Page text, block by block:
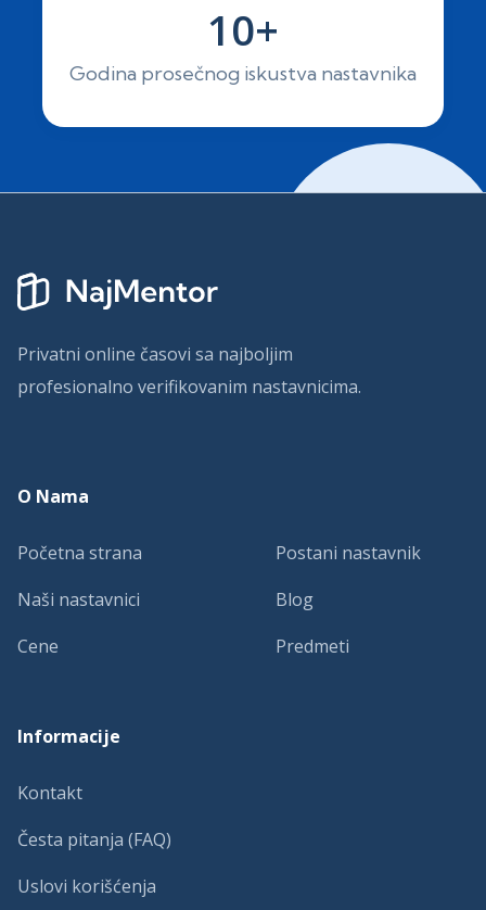
10+
Godina prosečnog iskustva nastavnika
Privatni online časovi sa najboljim
profesionalno verifikovanim nastavnicima.
O Nama
Početna strana
Naši nastavnici
Cene
Postani nastavnik
Blog
Predmeti
Informacije
Kontakt
Česta pitanja (FAQ)
Uslovi korišćenja